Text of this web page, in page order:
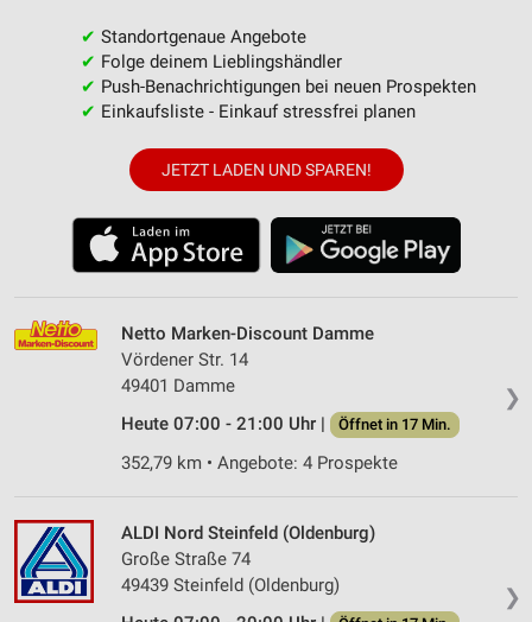
✔ Standortgenaue Angebote
✔ Folge deinem Lieblingshändler
✔ Push-Benachrichtigungen bei neuen Prospekten
✔ Einkaufsliste - Einkauf stressfrei planen
JETZT LADEN UND SPAREN!
❯
Netto Marken-Discount Damme
Vördener Str. 14
49401 Damme
Heute 07:00 - 21:00 Uhr |
Öffnet in 17 Min.
352,79 km • Angebote: 4 Prospekte
❯
ALDI Nord Steinfeld (Oldenburg)
Große Straße 74
49439 Steinfeld (Oldenburg)